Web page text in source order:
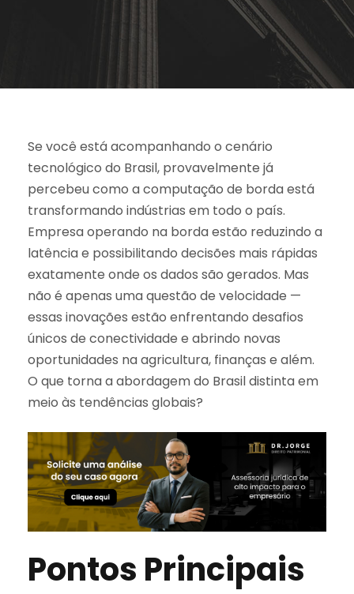
Se você está acompanhando o cenário
tecnológico do Brasil, provavelmente já
percebeu como a computação de borda está
transformando indústrias em todo o país.
Empresa operando na borda estão reduzindo a
latência e possibilitando decisões mais rápidas
exatamente onde os dados são gerados. Mas
não é apenas uma questão de velocidade —
essas inovações estão enfrentando desafios
únicos de conectividade e abrindo novas
oportunidades na agricultura, finanças e além.
O que torna a abordagem do Brasil distinta em
meio às tendências globais?
Pontos Principais